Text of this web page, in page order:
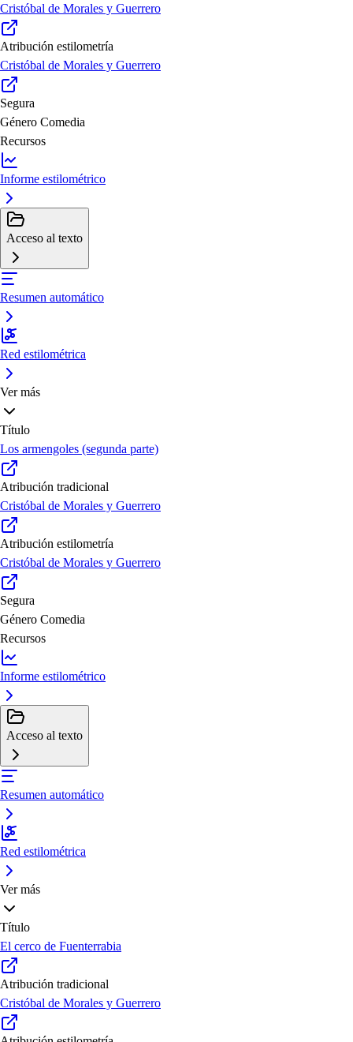
Cristóbal de Morales y Guerrero
Atribución estilometría
Cristóbal de Morales y Guerrero
Segura
Género Comedia
Recursos
Informe estilométrico
Acceso al texto
Resumen automático
Red estilométrica
Ver más
Título
Los armengoles (segunda parte)
Atribución tradicional
Cristóbal de Morales y Guerrero
Atribución estilometría
Cristóbal de Morales y Guerrero
Segura
Género Comedia
Recursos
Informe estilométrico
Acceso al texto
Resumen automático
Red estilométrica
Ver más
Título
El cerco de Fuenterrabia
Atribución tradicional
Cristóbal de Morales y Guerrero